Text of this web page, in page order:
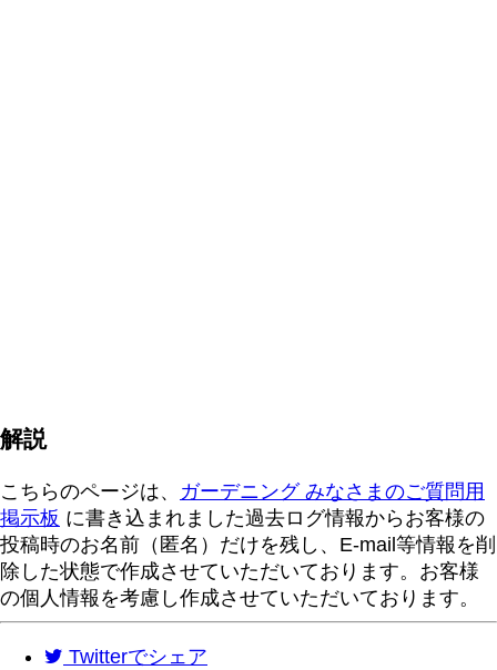
解説
こちらのページは、 ガーデニング みなさまのご質問用
掲示板 に書き込まれました過去ログ情報からお客様の
投稿時のお名前（匿名）だけを残し、E-mail等情報を削
除した状態で作成させていただいております。お客様
の個人情報を考慮し作成させていただいております。
Twitterでシェア